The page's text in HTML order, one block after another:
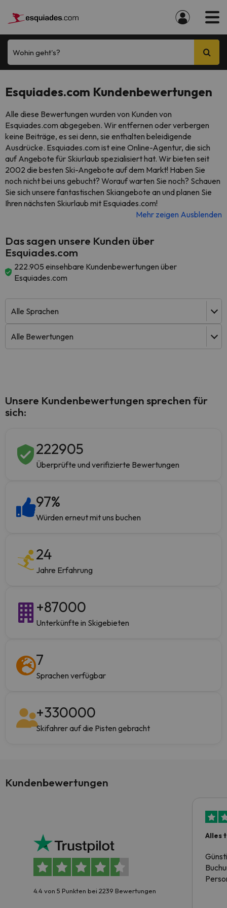
Wohin geht's?
Esquiades.com Kundenbewertungen
Alle diese Bewertungen wurden von Kunden von
Esquiades.com abgegeben. Wir entfernen oder verbergen
keine Beiträge, es sei denn, sie enthalten beleidigende
Ausdrücke. Esquiades.com ist eine Online-Agentur, die sich
auf Angebote für Skiurlaub spezialisiert hat. Wir bieten seit
2002 die besten Ski-Angebote auf dem Markt! Haben Sie
noch nicht bei uns gebucht? Worauf warten Sie noch? Schauen
Sie sich unsere fantastischen Skiangebote an und planen Sie
Ihren nächsten Skiurlaub mit Esquiades.com!
Mehr zeigen Ausblenden
Das sagen unsere Kunden über
Esquiades.com
222.905 einsehbare Kundenbewertungen über
Esquiades.com
Unsere Kundenbewertungen sprechen für
sich:
222905
Überprüfte und verifizierte Bewertungen
97%
Würden erneut mit uns buchen
24
Jahre Erfahrung
+87000
Unterkünfte in Skigebieten
7
Sprachen verfügbar
+330000
Skifahrer auf die Pisten gebracht
Kundenbewertungen
4.4 von 5 Punkten bei 2239 Bewertungen
Alles